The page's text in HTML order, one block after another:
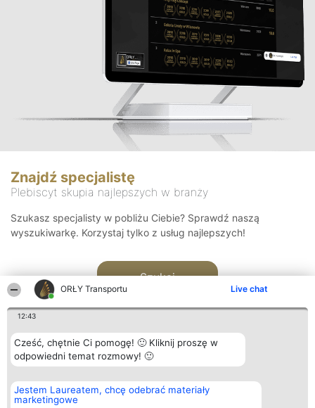
ORŁY Transportu Live chat
12:43
Cześć, chętnie Ci pomogę! 🙂 Kliknij proszę w
odpowiedni temat rozmowy! 🙂
Jestem Laureatem, chcę odebrać materiały
marketingowe
Znajdź specjalistę
Plebiscyt skupia najlepszych w branży
Szukasz specjalisty w pobliżu Ciebie? Sprawdź naszą
wyszukiwarkę. Korzystaj tylko z usług najlepszych!
Szukaj
Organizator plebiscytu
Bright Side Solutions sp. z o.
o. sp. k.
Plebiscyt
Laureaci
Kontakt
Kontakt